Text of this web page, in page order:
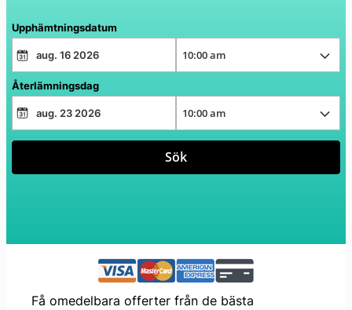
Upphämtningsdatum
Återlämningsdag
Sök
Få omedelbara offerter från de bästa